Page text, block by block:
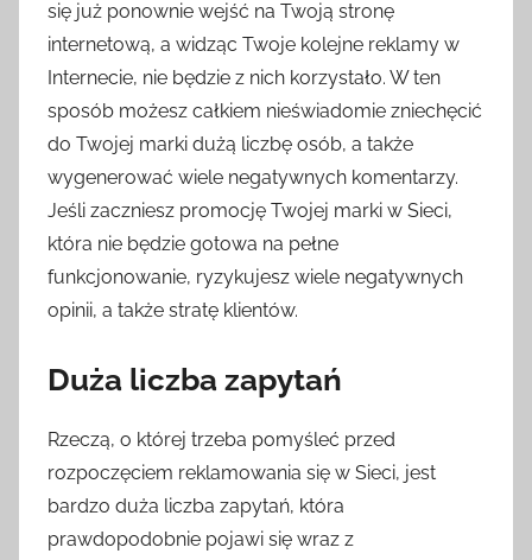
się już ponownie wejść na Twoją stronę
internetową, a widząc Twoje kolejne reklamy w
Internecie, nie będzie z nich korzystało. W ten
sposób możesz całkiem nieświadomie zniechęcić
do Twojej marki dużą liczbę osób, a także
wygenerować wiele negatywnych komentarzy.
Jeśli zaczniesz promocję Twojej marki w Sieci,
która nie będzie gotowa na pełne
funkcjonowanie, ryzykujesz wiele negatywnych
opinii, a także stratę klientów.
Duża liczba zapytań
Rzeczą, o której trzeba pomyśleć przed
rozpoczęciem reklamowania się w Sieci, jest
bardzo duża liczba zapytań, która
prawdopodobnie pojawi się wraz z